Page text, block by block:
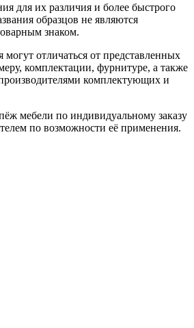
для их различия и более быстрого
образцов не являются
знаком.
отличаться от представленных
комплектации, фурнитуре, а также
комплектующих и
мебели по индивидуальному заказу
по возможности её применения.